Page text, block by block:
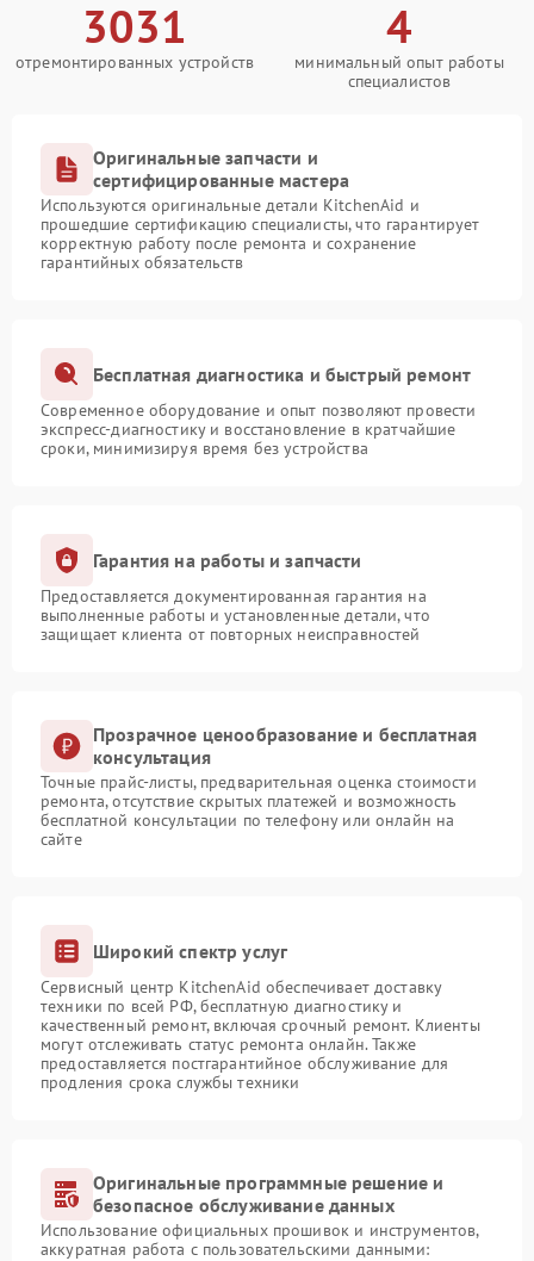
3031
отремонтированных устройств
4
минимальный опыт работы
специалистов
Оригинальные запчасти и
сертифицированные мастера
Используются оригинальные детали KitchenAid и
прошедшие сертификацию специалисты, что гарантирует
корректную работу после ремонта и сохранение
гарантийных обязательств
Бесплатная диагностика и быстрый ремонт
Современное оборудование и опыт позволяют провести
экспресс-диагностику и восстановление в кратчайшие
сроки, минимизируя время без устройства
Гарантия на работы и запчасти
Предоставляется документированная гарантия на
выполненные работы и установленные детали, что
защищает клиента от повторных неисправностей
Прозрачное ценообразование и бесплатная
консультация
Точные прайс-листы, предварительная оценка стоимости
ремонта, отсутствие скрытых платежей и возможность
бесплатной консультации по телефону или онлайн на
сайте
Широкий спектр услуг
Сервисный центр KitchenAid обеспечивает доставку
техники по всей РФ, бесплатную диагностику и
качественный ремонт, включая срочный ремонт. Клиенты
могут отслеживать статус ремонта онлайн. Также
предоставляется постгарантийное обслуживание для
продления срока службы техники
Оригинальные программные решение и
безопасное обслуживание данных
Использование официальных прошивок и инструментов,
аккуратная работа с пользовательскими данными: